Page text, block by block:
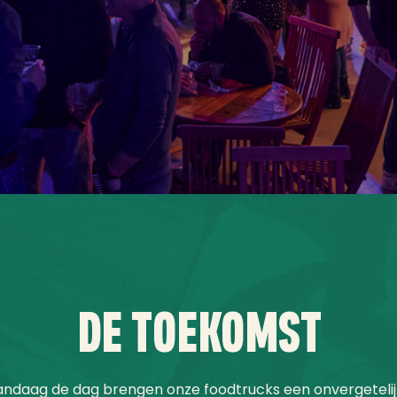
DE TOEKOMST
de dag brengen onze foodtrucks een